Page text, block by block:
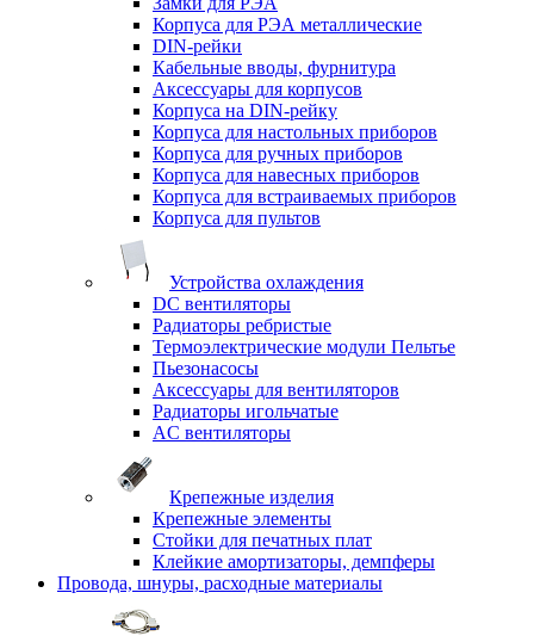
Корпуса для РЭА металлические
DIN-рейки
Кабельные вводы, фурнитура
Аксессуары для корпусов
Корпуса на DIN-рейку
Корпуса для настольных приборов
Корпуса для ручных приборов
Корпуса для навесных приборов
Корпуса для встраиваемых приборов
Корпуса для пультов
Устройства охлаждения
DC вентиляторы
Радиаторы ребристые
Термоэлектрические модули Пельтье
Пьезонасосы
Аксессуары для вентиляторов
Радиаторы игольчатые
AC вентиляторы
Крепежные изделия
Крепежные элементы
Стойки для печатных плат
Клейкие амортизаторы, демпферы
Провода, шнуры, расходные материалы